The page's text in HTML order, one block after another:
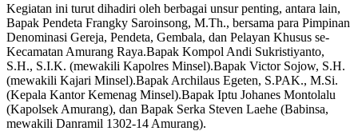
Kegiatan ini turut dihadiri oleh berbagai unsur penting, antara lain,
Bapak Pendeta Frangky Saroinsong, M.Th., bersama para Pimpinan
Denominasi Gereja, Pendeta, Gembala, dan Pelayan Khusus se-
Kecamatan Amurang Raya.Bapak Kompol Andi Sukristiyanto,
S.H., S.I.K. (mewakili Kapolres Minsel).Bapak Victor Sojow, S.H.
(mewakili Kajari Minsel).Bapak Archilaus Egeten, S.PAK., M.Si.
(Kepala Kantor Kemenag Minsel).Bapak Iptu Johanes Montolalu
(Kapolsek Amurang), dan Bapak Serka Steven Laehe (Babinsa,
mewakili Danramil 1302-14 Amurang).